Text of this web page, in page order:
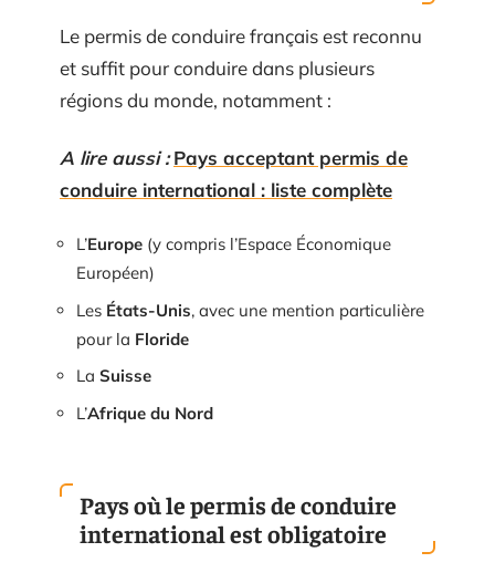
Le permis de conduire français est reconnu
et suffit pour conduire dans plusieurs
régions du monde, notamment :
A lire aussi : Pays acceptant permis de
conduire international : liste complète
L’Europe (y compris l’Espace Économique
Européen)
Les États-Unis, avec une mention particulière
pour la Floride
La Suisse
L’Afrique du Nord
Pays où le permis de conduire
international est obligatoire